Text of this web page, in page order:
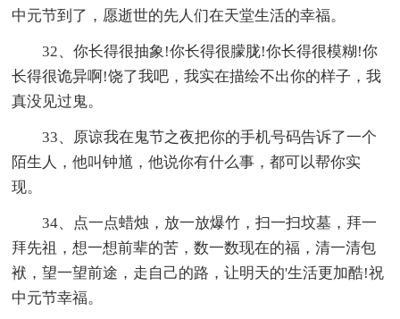
中元节到了，愿逝世的先人们在天堂生活的幸福。
32、你长得很抽象!你长得很朦胧!你长得很模糊!你
长得很诡异啊!饶了我吧，我实在描绘不出你的样子，我
真没见过鬼。
33、原谅我在鬼节之夜把你的手机号码告诉了一个
陌生人，他叫钟馗，他说你有什么事，都可以帮你实
现。
34、点一点蜡烛，放一放爆竹，扫一扫坟墓，拜一
拜先祖，想一想前辈的苦，数一数现在的福，清一清包
袱，望一望前途，走自己的路，让明天的'生活更加酷!祝
中元节幸福。